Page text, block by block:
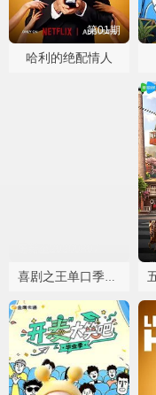
第01期
哈利的绝配情人
喜剧之王单口季第三季